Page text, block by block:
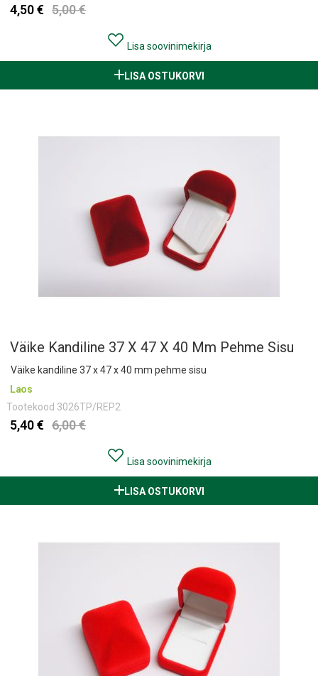
4,50 € 5,00 €
Lisa soovinimekirja
LISA OSTUKORVI
Väike Kandiline 37 X 47 X 40 Mm Pehme Sisu
Väike kandiline 37 x 47 x 40 mm pehme sisu
Laos
Tootekood 3026TP/REP2
5,40 € 6,00 €
Lisa soovinimekirja
LISA OSTUKORVI